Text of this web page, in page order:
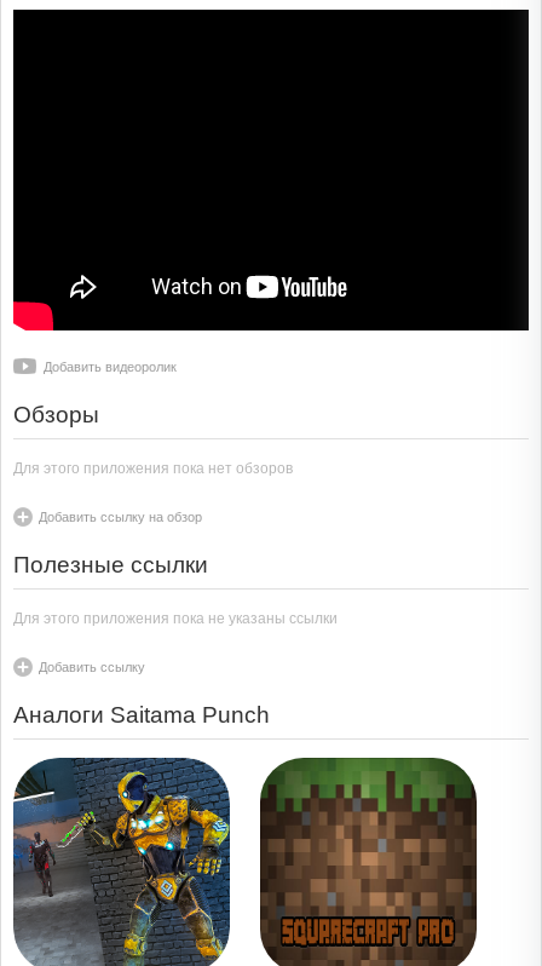
Добавить видеоролик
Обзоры
Для этого приложения пока нет обзоров
Добавить ссылку на обзор
Полезные ссылки
Для этого приложения пока не указаны ссылки
Добавить ссылку
Аналоги Saitama Punch